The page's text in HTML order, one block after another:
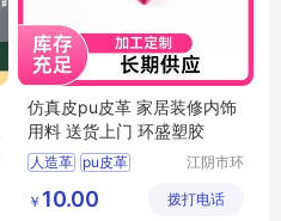
仿真皮pu皮革 家居装修内饰
用料 送货上门 环盛塑胶
人造革 pu皮革
PU透气皮革
江阴市环
限公司
￥ 10.00 拨打电话